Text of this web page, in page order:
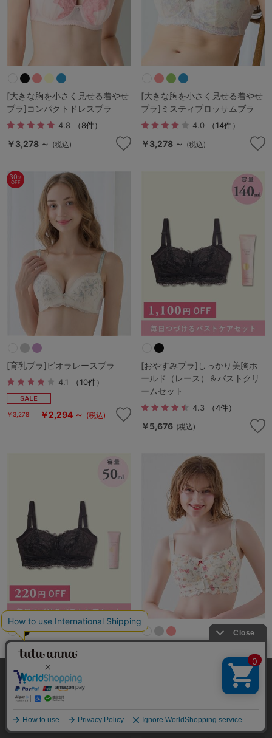
[大きな胸を小さく見せる着やせ
ブラ]コンパクトドレスブラ
4.8 （8件）
￥3,278 ～ (税込)
[大きな胸を小さく見せる着やせ
ブラ]ミスティブロッサムブラ
4.0 （14件）
￥3,278 ～ (税込)
30%
OFF
[育乳ブラ]ビオラレースブラ
4.1 （10件）
￥3,278 ￥2,294 ～ (税込)
[おやすみブラ]しっかり美胸ホ
ールド（レース）＆バストクリ
ームセット
4.3 （4件）
￥5,676 (税込)
[おやすみブラ]しっかり美胸ホ
ールド（レース）＆ミニバスト
クリームセット
3.5 （4件）
ールド（プリント花柄レース）
（14件）
本サイトでは、より快適にご利用いただけるようCookieを利用し
ています。詳細については
をご確認くださ
い。
承諾する